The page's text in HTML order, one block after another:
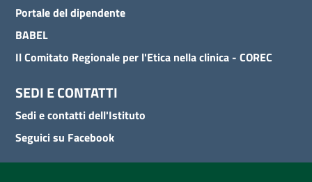
Portale del dipendente
BABEL
Il Comitato Regionale per l'Etica nella clinica - COREC
SEDI E CONTATTI
Sedi e contatti dell'Istituto
Seguici su Facebook